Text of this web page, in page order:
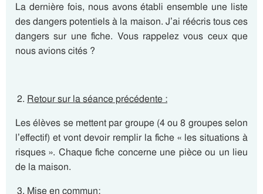
La dernière fois, nous avons établi ensemble une liste
des dangers potentiels à la maison. J’ai réécris tous ces
dangers sur une fiche. Vous rappelez vous ceux que
nous avions cités ?
Retour sur la séance précédente :
Les élèves se mettent par groupe (4 ou 8 groupes selon
l’effectif) et vont devoir remplir la fiche « les situations à
risques ». Chaque fiche concerne une pièce ou un lieu
de la maison.
Mise en commun: